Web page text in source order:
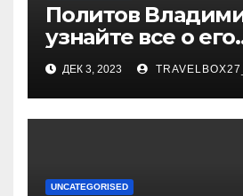
Политов
узнайте все о его
биографии,
впечатляющих
достижениях!
ДЕК 3, 2023 TRAVELBOX27_
UNCATEGORISED